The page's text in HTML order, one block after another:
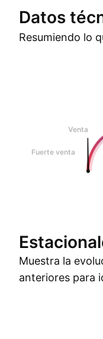
Datos
Resumiendo lo
Venta
Fuerte venta
Muestra la
anteriores para